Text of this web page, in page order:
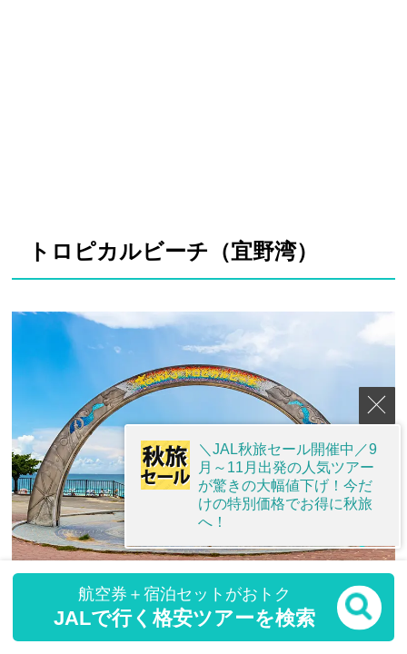
航空券＋宿泊セットがおトク
JALで行く格安ツアーを検索
トロピカルビーチ（宜野湾）
宜野湾海浜公園内に広がる宜野湾トロピカルビー
チは、都市部からのアクセスが良く、透明度の高
＼JAL秋旅セール開催中／9
月～11月出発の人気ツアー
が驚きの大幅値下げ！今だ
けの特別価格でお得に秋旅
へ！